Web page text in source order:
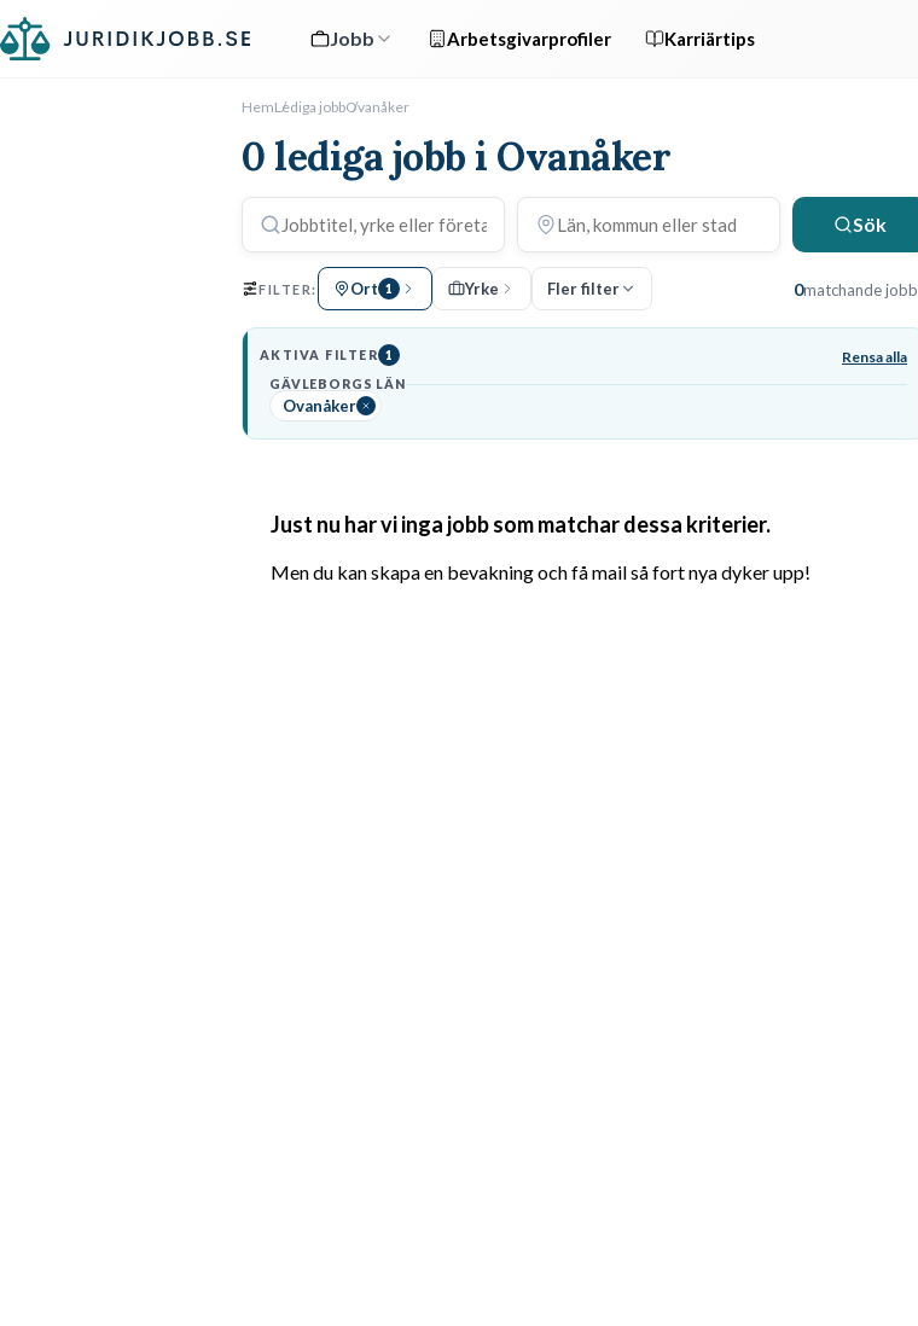
Jobb Arbetsgivarprofiler Karriärtips
HemLediga jobbOvanåker
0 lediga jobb i Ovanåker
Sök
FILTER: Ort 1 Yrke Fler filter 0matchande jobb
AKTIVA FILTER 1 Rensa alla
GÄVLEBORGS LÄN
Ovanåker
Just nu har vi inga jobb som matchar dessa kriterier.
Men du kan skapa en bevakning och få mail så fort nya dyker upp!